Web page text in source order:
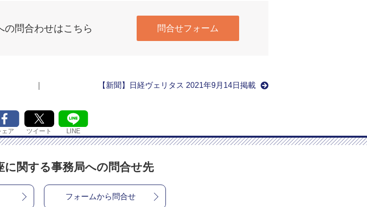
の問合わせはこちら 問合せフォーム
【新聞】日経ヴェリタス 2021年9月14日掲載
ェア ツイート LINE
に関する事務局への問合せ先
フォームから問合せ